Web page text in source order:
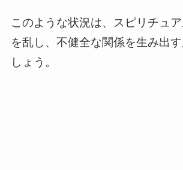
このような状況は、スピリチュ
を乱し、不健全な関係を生み出
しょう。